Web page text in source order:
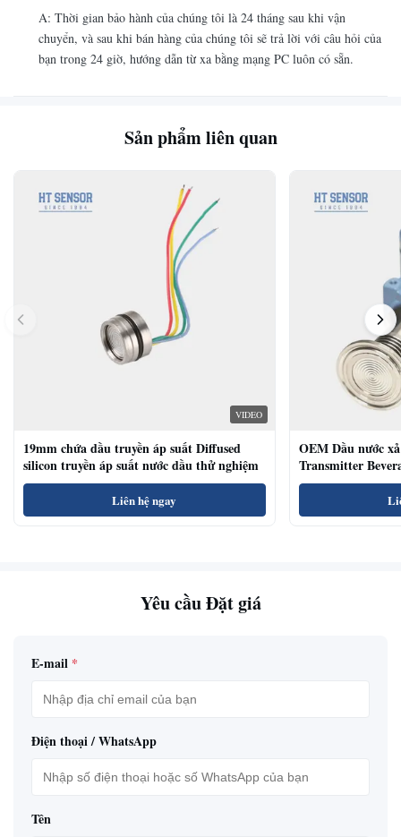
A: Thời gian bảo hành của chúng tôi là 24 tháng sau khi vận
chuyển, và sau khi bán hàng của chúng tôi sẽ trả lời với câu hỏi của
bạn trong 24 giờ, hướng dẫn từ xa bằng mạng PC luôn có sẵn.
Sản phẩm liên quan
VIDEO
19mm chứa dầu truyền áp suất Diffused
silicon truyền áp suất nước dầu thử nghiệm
Liên hệ ngay
OEM Dầu nước
Transmitter
Sensor
Yêu cầu Đặt giá
E-mail *
Điện thoại / WhatsApp
Tên